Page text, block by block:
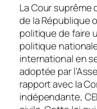
La Cour
de la République
politique de faire
politique
international en
adoptée par
rapport avec la
indépendante,